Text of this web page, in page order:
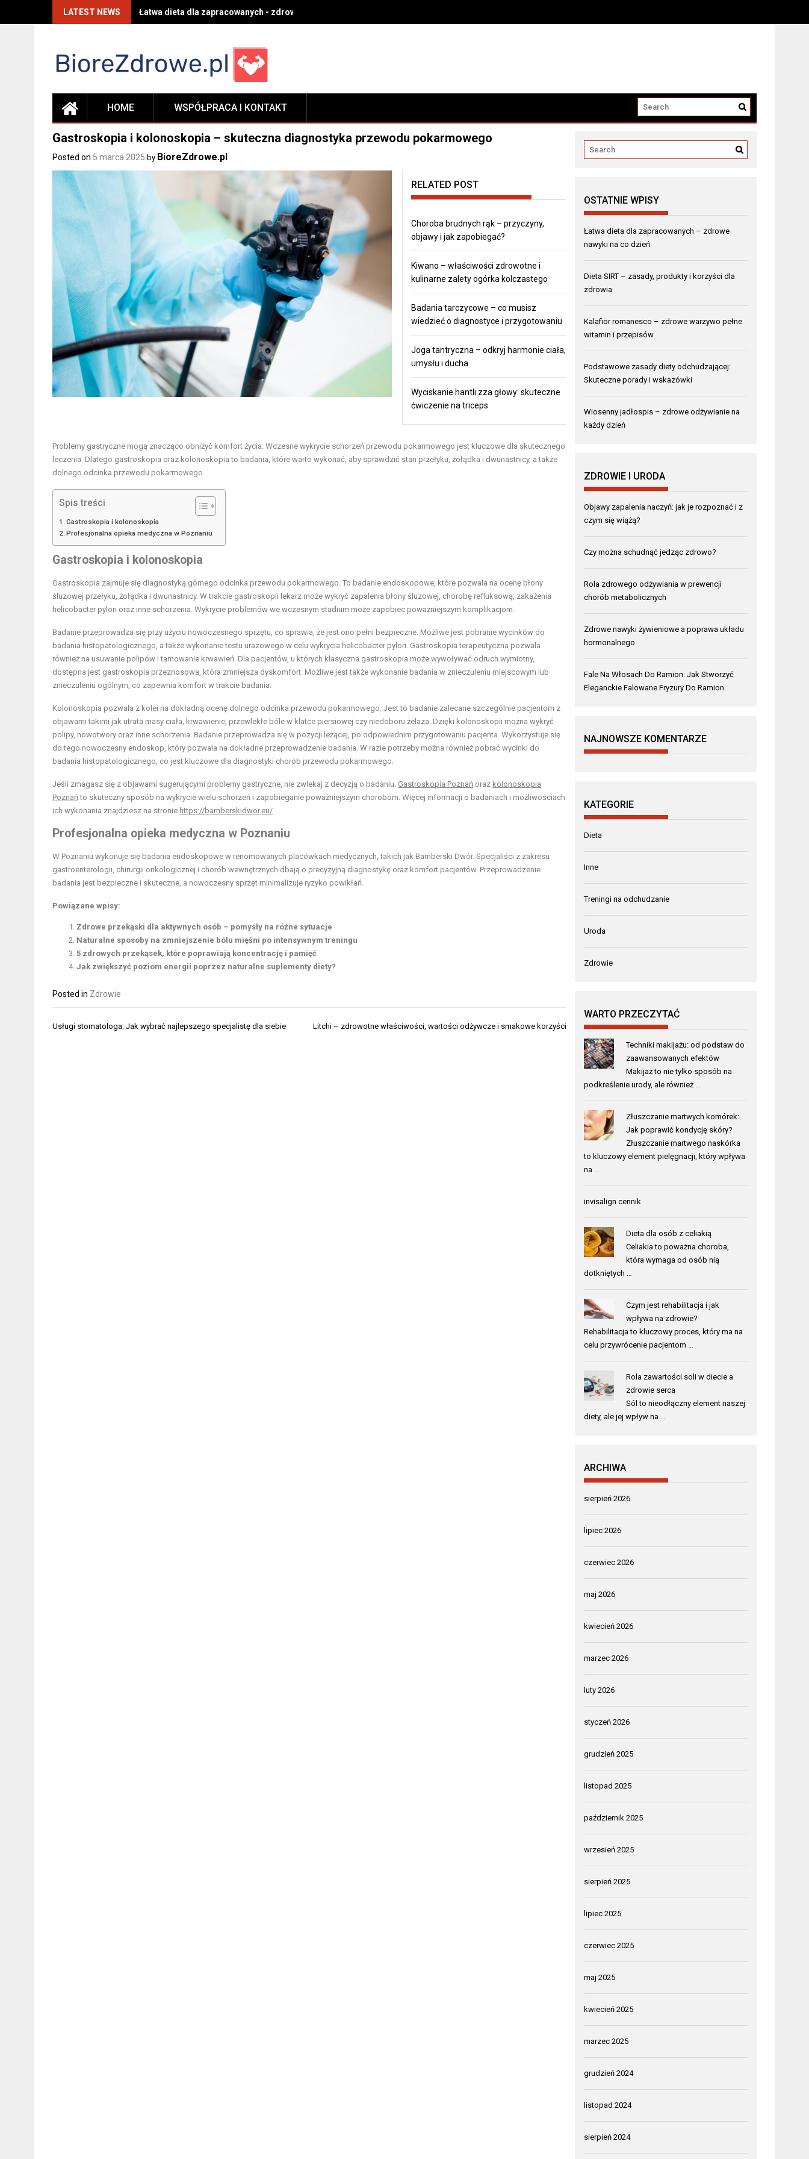
LATEST NEWS Łatwa dieta dla zapracowanych - zdrowe nawyki na co dzień
HOME WSPÓŁPRACA I KONTAKT
Gastroskopia i kolonoskopia – skuteczna diagnostyka przewodu pokarmowego
Posted on 5 marca 2025 by BioreZdrowe.pl
RELATED POST
Choroba brudnych rąk – przyczyny,
objawy i jak zapobiegać?
Kiwano – właściwości zdrowotne i
kulinarne zalety ogórka kolczastego
Badania tarczycowe – co musisz
wiedzieć o diagnostyce i przygotowaniu
Joga tantryczna – odkryj harmonie ciała,
umysłu i ducha
Wyciskanie hantli zza głowy: skuteczne
ćwiczenie na triceps
Problemy gastryczne mogą znacząco obniżyć komfort życia. Wczesne wykrycie schorzeń przewodu pokarmowego jest kluczowe dla skutecznego
leczenia. Dlatego gastroskopia oraz kolonoskopia to badania, które warto wykonać, aby sprawdzić stan przełyku, żołądka i dwunastnicy, a także
dolnego odcinka przewodu pokarmowego.
Spis treści
Gastroskopia i kolonoskopia
Profesjonalna opieka medyczna w Poznaniu
Gastroskopia i kolonoskopia
Gastroskopia zajmuje się diagnostyką górnego odcinka przewodu pokarmowego. To badanie endoskopowe, które pozwala na ocenę błony
śluzowej przełyku, żołądka i dwunastnicy. W trakcie gastroskopii lekarz może wykryć zapalenia błony śluzowej, chorobę refluksową, zakażenia
helicobacter pylori oraz inne schorzenia. Wykrycie problemów we wczesnym stadium może zapobiec poważniejszym komplikacjom.
Badanie przeprowadza się przy użyciu nowoczesnego sprzętu, co sprawia, że jest ono pełni bezpieczne. Możliwe jest pobranie wycinków do
badania histopatologicznego, a także wykonanie testu urazowego w celu wykrycia helicobacter pylori. Gastroskopia terapeutyczna pozwala
również na usuwanie polipów i tamowanie krwawień. Dla pacjentów, u których klasyczna gastroskopia może wywoływać odruch wymiotny,
dostępna jest gastroskopia przeznosowa, która zmniejsza dyskomfort. Możliwe jest także wykonanie badania w znieczuleniu miejscowym lub
znieczuleniu ogólnym, co zapewnia komfort w trakcie badania.
Kolonoskopia pozwala z kolei na dokładną ocenę dolnego odcinka przewodu pokarmowego. Jest to badanie zalecane szczególnie pacjentom z
objawami takimi jak utrata masy ciała, krwawienie, przewlekłe bóle w klatce piersiowej czy niedoboru żelaza. Dzięki kolonoskopii można wykryć
polipy, nowotwory oraz inne schorzenia. Badanie przeprowadza się w pozycji leżącej, po odpowiednim przygotowaniu pacjenta. Wykorzystuje się
do tego nowoczesny endoskop, który pozwala na dokładne przeprowadzenie badania. W razie potrzeby można również pobrać wycinki do
badania histopatologicznego, co jest kluczowe dla diagnostyki chorób przewodu pokarmowego.
Jeśli zmagasz się z objawami sugerującymi problemy gastryczne, nie zwlekaj z decyzją o badaniu. Gastroskopia Poznań oraz kolonoskopia
Poznańto skuteczny sposób na wykrycie wielu schorzeń i zapobieganie poważniejszym chorobom. Więcej informacji o badaniach i możliwościach
ich wykonania znajdziesz na stronie https://bamberskidwor.eu/
Profesjonalna opieka medyczna w Poznaniu
W Poznaniu wykonuje się badania endoskopowe w renomowanych placówkach medycznych, takich jak Bamberski Dwór. Specjaliści z zakresu
gastroenterologii, chirurgii onkologicznej i chorób wewnętrznych dbają o precyzyjną diagnostykę oraz komfort pacjentów. Przeprowadzenie
badania jest bezpieczne i skuteczne, a nowoczesny sprzęt minimalizuje ryzyko powikłań.
Powiązane wpisy:
Zdrowe przekąski dla aktywnych osób – pomysły na różne sytuacje
Naturalne sposoby na zmniejszenie bólu mięśni po intensywnym treningu
5 zdrowych przekąsek, które poprawiają koncentrację i pamięć
Jak zwiększyć poziom energii poprzez naturalne suplementy diety?
Posted in Zdrowie
Nawigacja
Usługi stomatologa: Jak wybrać najlepszego specjalistę dla siebie Litchi – zdrowotne właściwości, wartości odżywcze i smakowe korzyści
OSTATNIE WPISY
Łatwa dieta dla zapracowanych – zdrowe
nawyki na co dzień
Dieta SIRT – zasady, produkty i korzyści dla
zdrowia
Kalafior romanesco – zdrowe warzywo pełne
witamin i przepisów
Podstawowe zasady diety odchudzającej:
Skuteczne porady i wskazówki
Wiosenny jadłospis – zdrowe odżywianie na
każdy dzień
ZDROWIE I URODA
Objawy zapalenia naczyń: jak je rozpoznać i z
czym się wiążą?
Czy można schudnąć jedząc zdrowo?
Rola zdrowego odżywiania w prewencji
chorób metabolicznych
Zdrowe nawyki żywieniowe a poprawa układu
hormonalnego
Fale Na Włosach Do Ramion: Jak Stworzyć
Eleganckie Falowane Fryzury Do Ramion
NAJNOWSZE KOMENTARZE
KATEGORIE
Dieta
Inne
Treningi na odchudzanie
Uroda
Zdrowie
WARTO PRZECZYTAĆ
Techniki makijażu: od podstaw do
zaawansowanych efektów
Makijaż to nie tylko sposób na
podkreślenie urody, ale również …
Złuszczanie martwych komórek:
Jak poprawić kondycję skóry?
Złuszczanie martwego naskórka
to kluczowy element pielęgnacji, który wpływa
na …
invisalign cennik
Dieta dla osób z celiakią
Celiakia to poważna choroba,
która wymaga od osób nią
dotkniętych …
Czym jest rehabilitacja i jak
wpływa na zdrowie?
Rehabilitacja to kluczowy proces, który ma na
celu przywrócenie pacjentom …
Rola zawartości soli w diecie a
zdrowie serca
Sól to nieodłączny element naszej
diety, ale jej wpływ na …
ARCHIWA
sierpień 2026
lipiec 2026
czerwiec 2026
maj 2026
kwiecień 2026
marzec 2026
luty 2026
styczeń 2026
grudzień 2025
listopad 2025
październik 2025
wrzesień 2025
sierpień 2025
lipiec 2025
czerwiec 2025
maj 2025
kwiecień 2025
marzec 2025
grudzień 2024
listopad 2024
sierpień 2024